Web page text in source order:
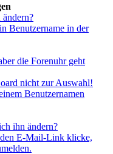
Benutzername in der
die Forenuhr geht
nicht zur Auswahl!
Benutzernamen
ihn ändern?
E-Mail-Link klicke,